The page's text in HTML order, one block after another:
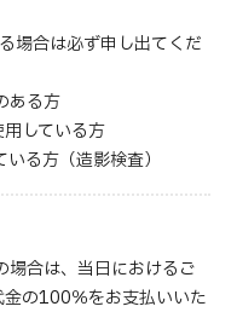
場合は必ず申し出てくだ
ある方
している方
る方（造影検査）
合は、当日におけるご
金の100％をお支払いいた